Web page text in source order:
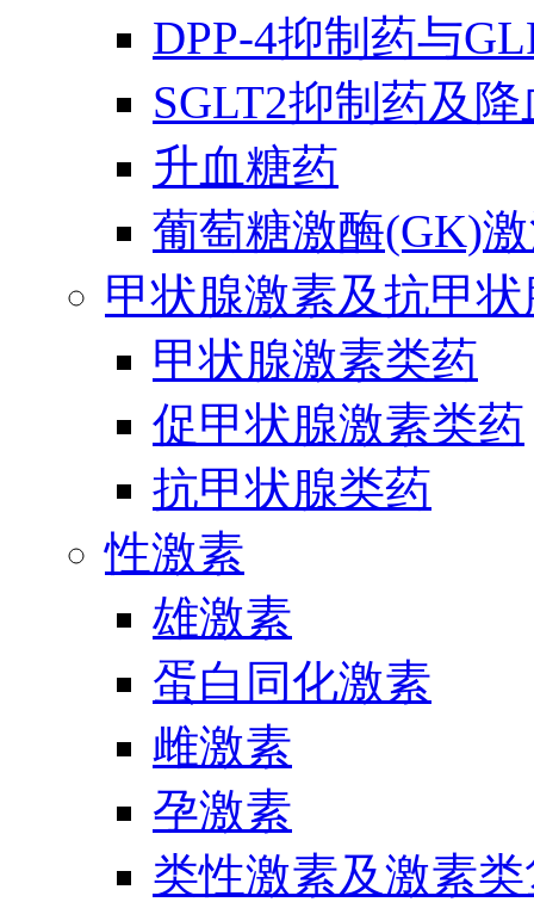
DPP-4抑制药与
SGLT2抑制药及
升血糖药
葡萄糖激酶(GK)
甲状腺激素及抗甲
甲状腺激素类药
促甲状腺激素类药
抗甲状腺类药
性激素
雄激素
蛋白同化激素
雌激素
孕激素
类性激素及激素